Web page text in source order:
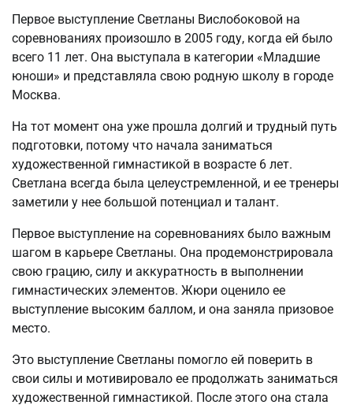
Первое выступление Светланы Вислобоковой на
соревнованиях произошло в 2005 году, когда ей было
всего 11 лет. Она выступала в категории «Младшие
юноши» и представляла свою родную школу в городе
Москва.
На тот момент она уже прошла долгий и трудный путь
подготовки, потому что начала заниматься
художественной гимнастикой в возрасте 6 лет.
Светлана всегда была целеустремленной, и ее тренеры
заметили у нее большой потенциал и талант.
Первое выступление на соревнованиях было важным
шагом в карьере Светланы. Она продемонстрировала
свою грацию, силу и аккуратность в выполнении
гимнастических элементов. Жюри оценило ее
выступление высоким баллом, и она заняла призовое
место.
Это выступление Светланы помогло ей поверить в
свои силы и мотивировало ее продолжать заниматься
художественной гимнастикой. После этого она стала